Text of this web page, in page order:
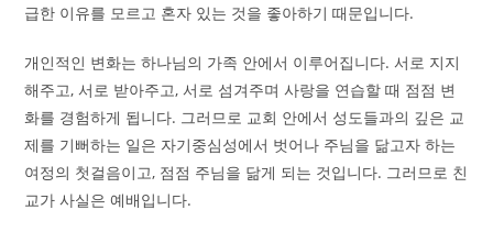
급한 이유를 모르고 혼자 있는 것을 좋아하기 때문입니다.
개인적인 변화는 하나님의 가족 안에서 이루어집니다. 서로 지지
해주고, 서로 받아주고, 서로 섬겨주며 사랑을 연습할 때 점점 변
화를 경험하게 됩니다. 그러므로 교회 안에서 성도들과의 깊은 교
제를 기뻐하는 일은 자기중심성에서 벗어나 주님을 닮고자 하는
여정의 첫걸음이고, 점점 주님을 닮게 되는 것입니다. 그러므로 친
교가 사실은 예배입니다.